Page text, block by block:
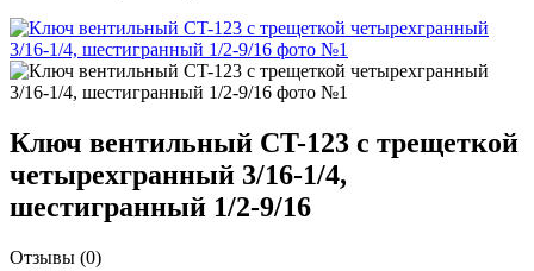
Ключ вентильный CT-123 с трещеткой
четырехгранный 3/16-1/4,
шестигранный 1/2-9/16
Отзывы (0)